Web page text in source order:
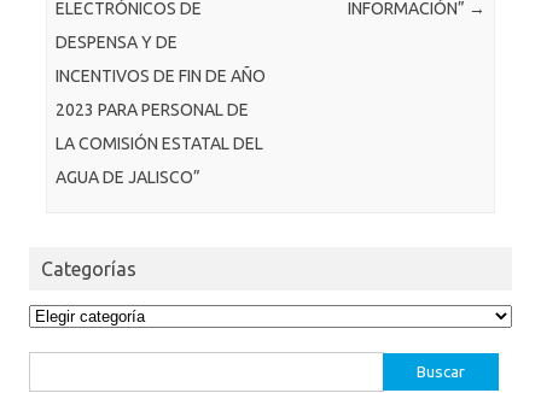
ELECTRÓNICOS DE
DESPENSA Y DE
INCENTIVOS DE FIN DE AÑO
2023 PARA PERSONAL DE
LA COMISIÓN ESTATAL DEL
AGUA DE JALISCO”
INFORMACIÓN” →
Categorías
Categorías